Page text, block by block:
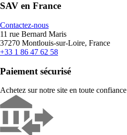
SAV en France
Contactez-nous
11 rue Bernard Maris
37270 Montlouis-sur-Loire, France
+33 1 86 47 62 58
Paiement sécurisé
Achetez sur notre site en toute confiance